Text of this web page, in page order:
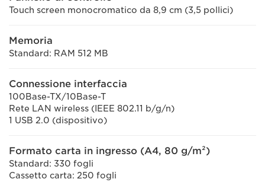
Touch screen monocromatico da 8,9 cm (3,5 pollici)
Memoria
Standard: RAM 512 MB
Connessione interfaccia
100Base-TX/10Base-T
Rete LAN wireless (IEEE 802.11 b/g/n)
1 USB 2.0 (dispositivo)
Formato carta in ingresso (A4, 80 g/m²)
Standard: 330 fogli
Cassetto carta: 250 fogli